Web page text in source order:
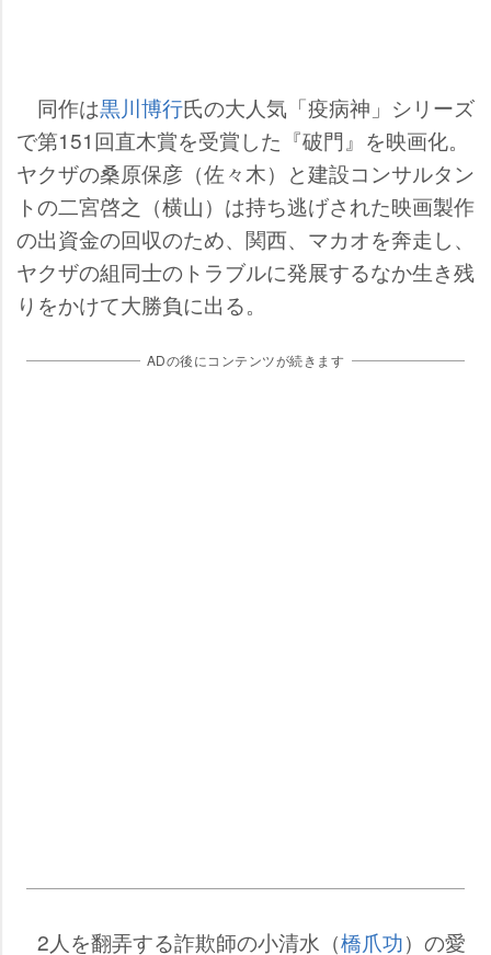
同作は黒川博行氏の大人気「疫病神」シリーズ
で第151回直木賞を受賞した『破門』を映画化。
ヤクザの桑原保彦（佐々木）と建設コンサルタン
トの二宮啓之（横山）は持ち逃げされた映画製作
の出資金の回収のため、関西、マカオを奔走し、
ヤクザの組同士のトラブルに発展するなか生き残
りをかけて大勝負に出る。
ADの後にコンテンツが続きます
2人を翻弄する詐欺師の小清水（橋爪功）の愛